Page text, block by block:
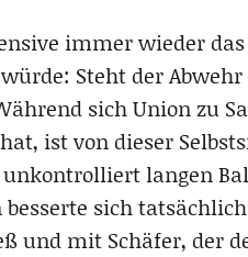
immer wieder
Steht der
sich Union zu
ist von dieser
langen
sich
und mit Schäfer, der